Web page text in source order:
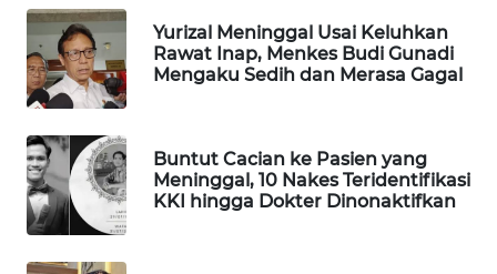
Yurizal Meninggal Usai Keluhkan
Rawat Inap, Menkes Budi Gunadi
Mengaku Sedih dan Merasa Gagal
Buntut Cacian ke Pasien yang
Meninggal, 10 Nakes Teridentifikasi
KKI hingga Dokter Dinonaktifkan
LISTRIK
WAHANA
TRAVEL
WAHANA
TV
WAHANANEWS
ID